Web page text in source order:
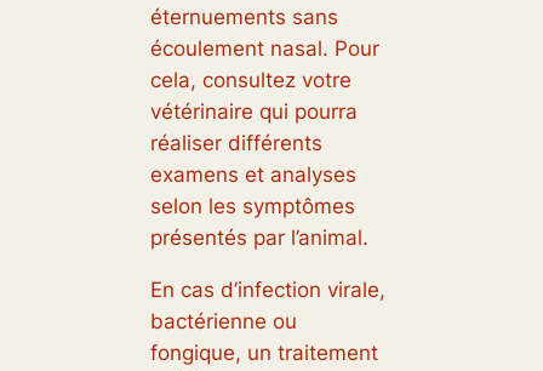
éternuements sans
écoulement nasal. Pour
cela, consultez votre
vétérinaire qui pourra
réaliser différents
examens et analyses
selon les symptômes
présentés par l’animal.
En cas d’infection virale,
bactérienne ou
fongique, un traitement